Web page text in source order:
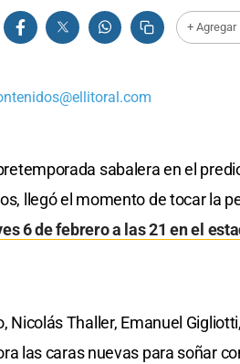
+ Agregar
sabalera en el
llegó el momento de tocar la
6 de febrero a las 21 en el
Nicolás Thaller, Emanuel
las caras nuevas para soñar